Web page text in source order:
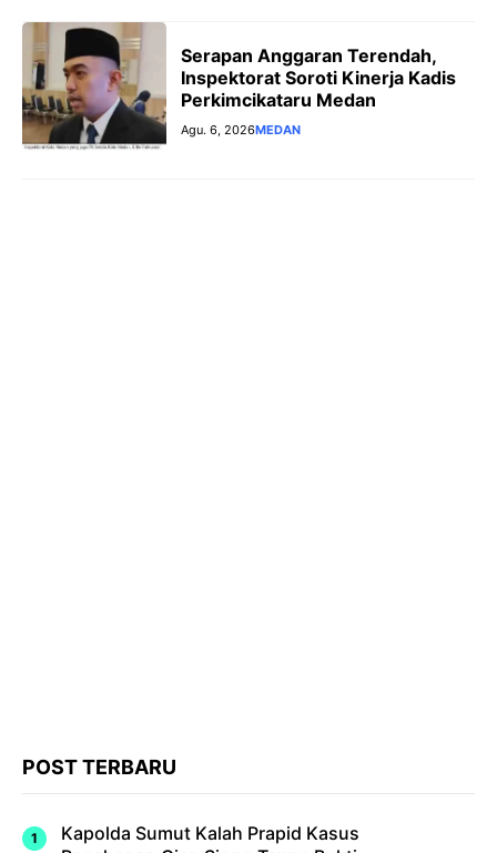
Serapan Anggaran Terendah,
Inspektorat Soroti Kinerja Kadis
Perkimcikataru Medan
Agu. 6, 2026MEDAN
POST TERBARU
Kapolda Sumut Kalah Prapid Kasus